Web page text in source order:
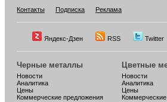
Контакты Подписка Реклама
Яндекс-Дзен RSS Twitter
Черные металлы
Новости
Аналитика
Цены
Коммерческие предложения
Цветные
Новости
Аналитика
Цены